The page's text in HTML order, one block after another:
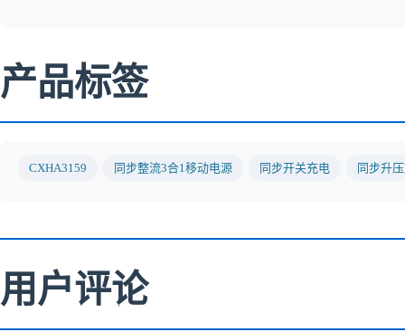
产品标签
CXHA3159 同步整流3合1移动电源 同步开关充电 同步升
用户评论